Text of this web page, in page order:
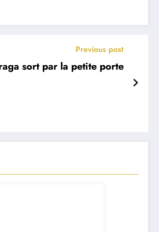
Previous post
sort par la petite porte